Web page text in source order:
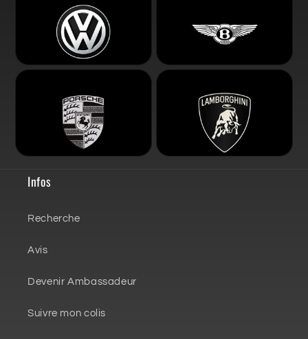
Infos
Recherche
Avis
Devenir Ambassadeur
Suivre mon colis